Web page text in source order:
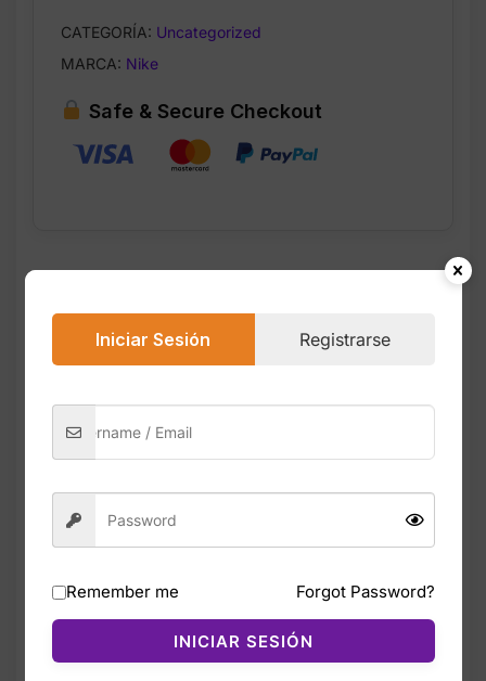
CATEGORÍA: Uncategorized
MARCA: Nike
Safe & Secure Checkout
color blanco, gris y fucsia combinan un
refuerzos sintéticos que aportan estabilidad,
ligereza y durabilidad, ideal para uso diario,
caminatas o actividades ligeras.
La mediasuela incorpora tecnología
Cloudfoam, ofreciendo una pisada suave,
Iniciar Sesión Registrarse
Remember me Forgot Password?
INICIAR SESIÓN